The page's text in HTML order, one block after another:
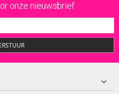
onze nieuwsbrief